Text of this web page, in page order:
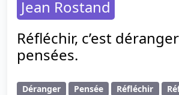
Jean Rostand
Réfléchir, c’est
pensées.
Déranger Pensée Réfléchir